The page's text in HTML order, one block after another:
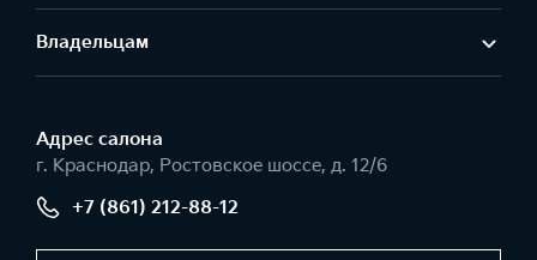
Владельцам
Адрес салонa
г. Краснодар, Ростовское шоссе, д. 12/6
+7 (861) 212-88-12